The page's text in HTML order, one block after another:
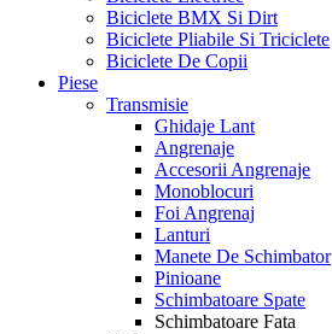
Biciclete BMX Si Dirt
Biciclete Pliabile Si Triciclete
Biciclete De Copii
Piese
Transmisie
Ghidaje Lant
Angrenaje
Accesorii Angrenaje
Monoblocuri
Foi Angrenaj
Lanturi
Manete De Schimbator
Pinioane
Schimbatoare Spate
Schimbatoare Fata